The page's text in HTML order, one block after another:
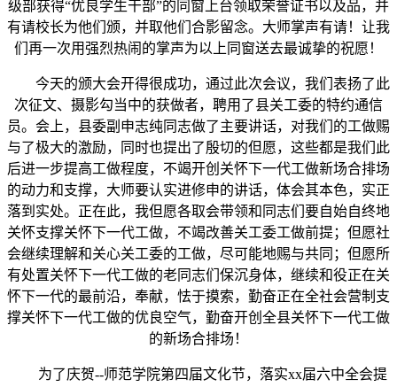
级部获得“优良学生干部”的同窗上台领取荣誉证书以及品，并
有请校长为他们颁，并取他们合影留念。大师掌声有请！让我
们再一次用强烈热闹的掌声为以上同窗送去最诚挚的祝愿！
今天的颁大会开得很成功，通过此次会议，我们表扬了此
次征文、摄影勾当中的获做者，聘用了县关工委的特约通信
员。会上，县委副申志纯同志做了主要讲话，对我们的工做赐
与了极大的激励，同时也提出了殷切的但愿，这些都是我们此
后进一步提高工做程度，不竭开创关怀下一代工做新场合排场
的动力和支撑，大师要认实进修申的讲话，体会其本色，实正
落到实处。正在此，我但愿各取会带领和同志们要自始自终地
关怀支撑关怀下一代工做，不竭改善关工委工做前提；但愿社
会继续理解和关心关工委的工做，尽可能地赐与共同；但愿所
有处置关怀下一代工做的老同志们保沉身体，继续和役正在关
怀下一代的最前沿，奉献，怯于摸索，勤奋正在全社会营制支
撑关怀下一代工做的优良空气，勤奋开创全县关怀下一代工做
的新场合排场！
为了庆贺--师范学院第四届文化节，落实xx届六中全会提